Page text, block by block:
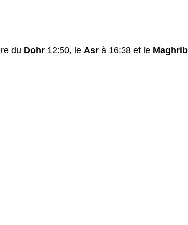
du Dohr 12:50, le Asr à 16:38 et le Maghrib